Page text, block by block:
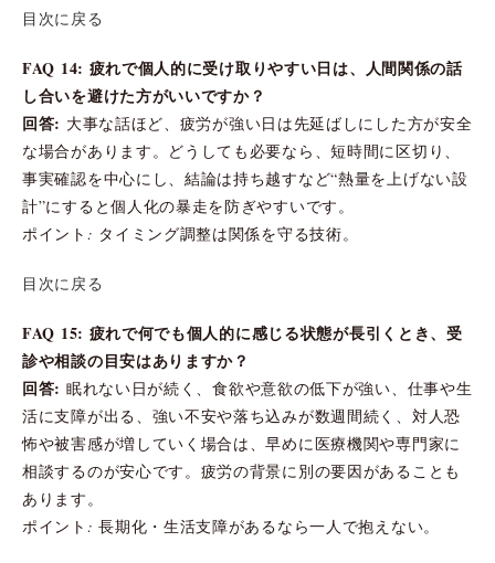
目次に戻る
FAQ 14: 疲れで個人的に受け取りやすい日は、人間関係の話
し合いを避けた方がいいですか？
回答: 大事な話ほど、疲労が強い日は先延ばしにした方が安全
な場合があります。どうしても必要なら、短時間に区切り、
事実確認を中心にし、結論は持ち越すなど“熱量を上げない設
計”にすると個人化の暴走を防ぎやすいです。
ポイント: タイミング調整は関係を守る技術。
目次に戻る
FAQ 15: 疲れで何でも個人的に感じる状態が長引くとき、受
診や相談の目安はありますか？
回答: 眠れない日が続く、食欲や意欲の低下が強い、仕事や生
活に支障が出る、強い不安や落ち込みが数週間続く、対人恐
怖や被害感が増していく場合は、早めに医療機関や専門家に
相談するのが安心です。疲労の背景に別の要因があることも
あります。
ポイント: 長期化・生活支障があるなら一人で抱えない。